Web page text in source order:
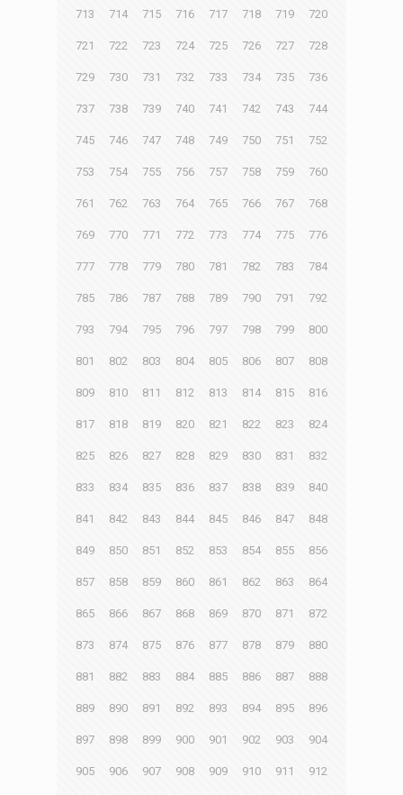
713 714 715 716 717 718 719 720
721 722 723 724 725 726 727 728
729 730 731 732 733 734 735 736
737 738 739 740 741 742 743 744
745 746 747 748 749 750 751 752
753 754 755 756 757 758 759 760
761 762 763 764 765 766 767 768
769 770 771 772 773 774 775 776
777 778 779 780 781 782 783 784
785 786 787 788 789 790 791 792
793 794 795 796 797 798 799 800
801 802 803 804 805 806 807 808
809 810 811 812 813 814 815 816
817 818 819 820 821 822 823 824
825 826 827 828 829 830 831 832
833 834 835 836 837 838 839 840
841 842 843 844 845 846 847 848
849 850 851 852 853 854 855 856
857 858 859 860 861 862 863 864
865 866 867 868 869 870 871 872
873 874 875 876 877 878 879 880
881 882 883 884 885 886 887 888
889 890 891 892 893 894 895 896
897 898 899 900 901 902 903 904
905 906 907 908 909 910 911 912